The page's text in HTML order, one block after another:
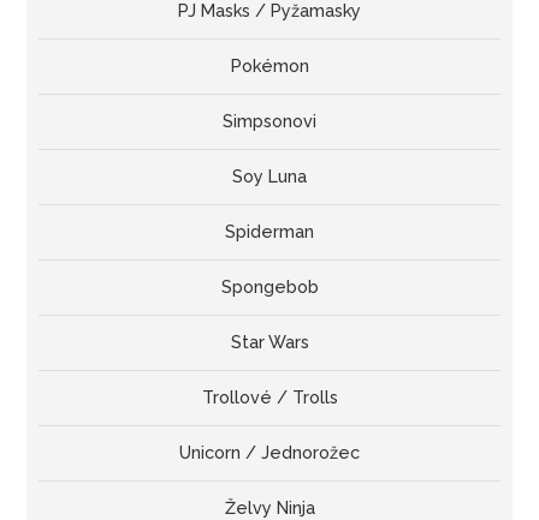
PJ Masks / Pyžamasky
Pokémon
Simpsonovi
Soy Luna
Spiderman
Spongebob
Star Wars
Trollové / Trolls
Unicorn / Jednorožec
Želvy Ninja